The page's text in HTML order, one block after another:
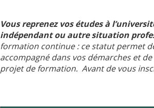
Vous reprenez vos études à
indépendant ou autre situation
formation continue : ce statut permet
accompagné dans vos démarches et
projet de formation. Avant de vous